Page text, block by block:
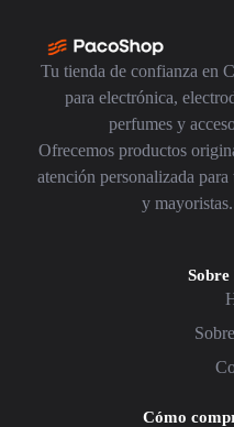
Tu tienda de confianza en
para electrónica,
perfumes y
Ofrecemos productos
atención personalizada para
y mayoristas.
Sobre
Cómo